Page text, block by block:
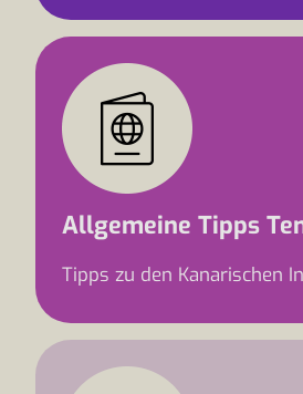
Allgemeine Tipps
Tipps zu den Kanarischen